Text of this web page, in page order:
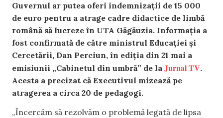
Guvernul ar putea oferi indemnizații de 15 000
de euro pentru a atrage cadre didactice de limbă
română să lucreze în UTA Găgăuzia. Informația a
fost confirmată de către ministrul Educației și
Cercetării, Dan Perciun, în ediția din 21 mai a
emisiunii „Cabinetul din umbră” de la Jurnal TV.
Acesta a precizat că Executivul mizează pe
atragerea a circa 20 de pedagogi.
„Încercăm să rezolvăm o problemă legată de lipsa